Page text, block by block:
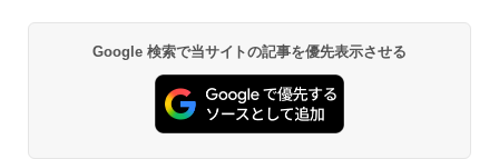
Google 検索で当サイトの記事を優先表示させる